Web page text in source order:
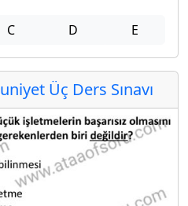
C D E
Üç Ders Sınavı